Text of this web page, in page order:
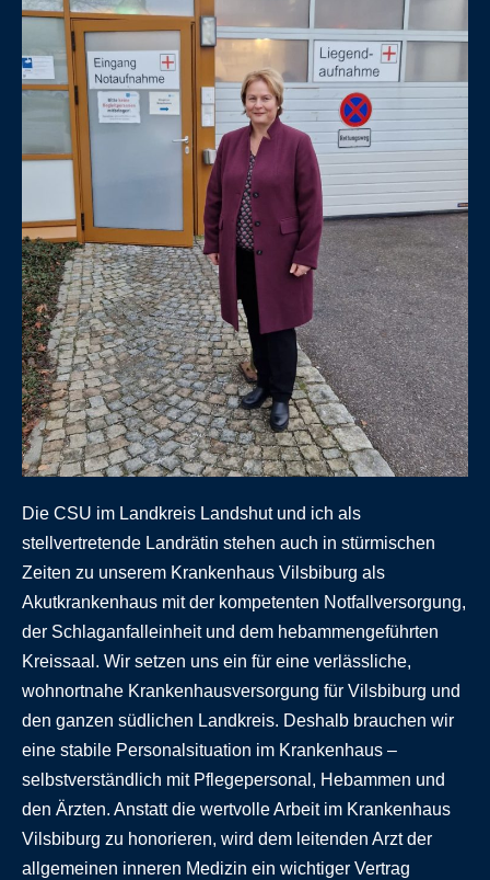
Die CSU im Landkreis Landshut und ich als
stellvertretende Landrätin stehen auch in stürmischen
Zeiten zu unserem Krankenhaus Vilsbiburg als
Akutkrankenhaus mit der kompetenten Notfallversorgung,
der Schlaganfalleinheit und dem hebammengeführten
Kreissaal. Wir setzen uns ein für eine verlässliche,
wohnortnahe Krankenhausversorgung für Vilsbiburg und
den ganzen südlichen Landkreis. Deshalb brauchen wir
eine stabile Personalsituation im Krankenhaus –
selbstverständlich mit Pflegepersonal, Hebammen und
den Ärzten. Anstatt die wertvolle Arbeit im Krankenhaus
Vilsbiburg zu honorieren, wird dem leitenden Arzt der
allgemeinen inneren Medizin ein wichtiger Vertrag